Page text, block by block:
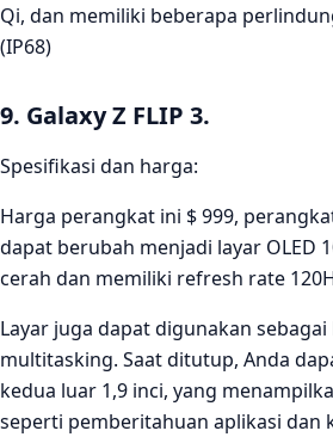
Qi, dan memiliki beberapa
(IP68)
9. Galaxy Z FLIP 3.
Spesifikasi dan harga:
Harga perangkat ini $ 999,
dapat berubah menjadi layar OLED
cerah dan memiliki refresh rate
Layar juga dapat digunakan
multitasking. Saat ditutup, Anda
kedua luar 1,9 inci, yang
seperti pemberitahuan aplikasi dan